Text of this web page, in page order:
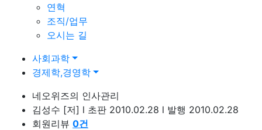
연혁
조직/업무
오시는 길
사회과학
경제학,경영학
네오위즈의 인사관리
김성수 [저] l 초판 2010.02.28 l 발행 2010.02.28
회원리뷰 0건